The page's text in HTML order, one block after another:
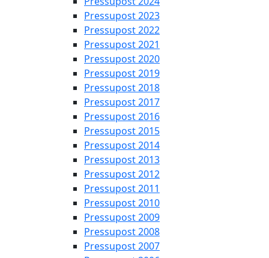
Pressupost 2023
Pressupost 2022
Pressupost 2021
Pressupost 2020
Pressupost 2019
Pressupost 2018
Pressupost 2017
Pressupost 2016
Pressupost 2015
Pressupost 2014
Pressupost 2013
Pressupost 2012
Pressupost 2011
Pressupost 2010
Pressupost 2009
Pressupost 2008
Pressupost 2007